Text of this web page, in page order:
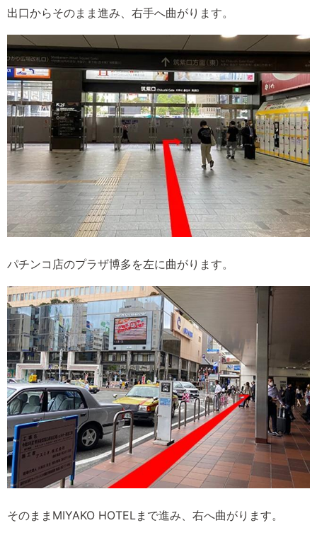
出口からそのまま進み、右手へ曲がります。
パチンコ店のプラザ博多を左に曲がります。
そのままMIYAKO HOTELまで進み、右へ曲がります。